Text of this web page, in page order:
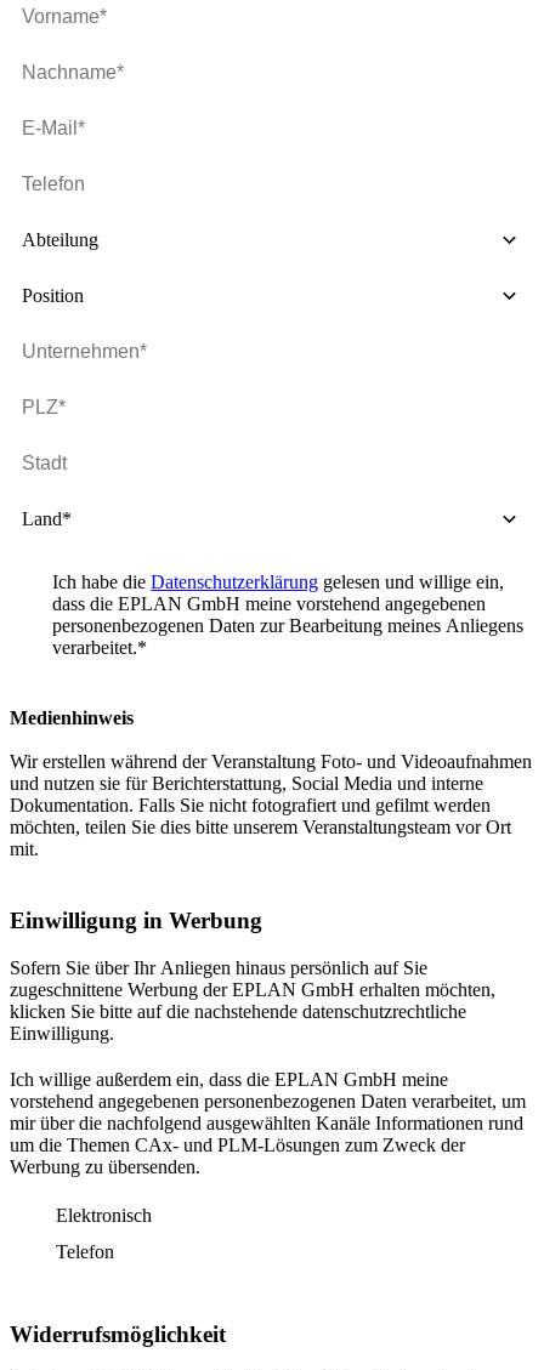
Abteilung
Position
Land*
Ich habe dieDatenschutzerklärung gelesen und willige ein,
dass die EPLAN GmbH meine vorstehend angegebenen
personenbezogenen Daten zur Bearbeitung meines Anliegens
verarbeitet.*
Medienhinweis
Wir erstellen während der Veranstaltung Foto- und Videoaufnahmen
und nutzen sie für Berichterstattung, Social Media und interne
Dokumentation. Falls Sie nicht fotografiert und gefilmt werden
möchten, teilen Sie dies bitte unserem Veranstaltungsteam vor Ort
mit.
Einwilligung in Werbung
Sofern Sie über Ihr Anliegen hinaus persönlich auf Sie
zugeschnittene Werbung der EPLAN GmbH erhalten möchten,
klicken Sie bitte auf die nachstehende datenschutzrechtliche
Einwilligung.
Ich willige außerdem ein, dass die EPLAN GmbH meine
vorstehend angegebenen personenbezogenen Daten verarbeitet, um
mir über die nachfolgend ausgewählten Kanäle Informationen rund
um die Themen CAx- und PLM-Lösungen zum Zweck der
Werbung zu übersenden.
Elektronisch
Telefon
Widerrufsmöglichkeit